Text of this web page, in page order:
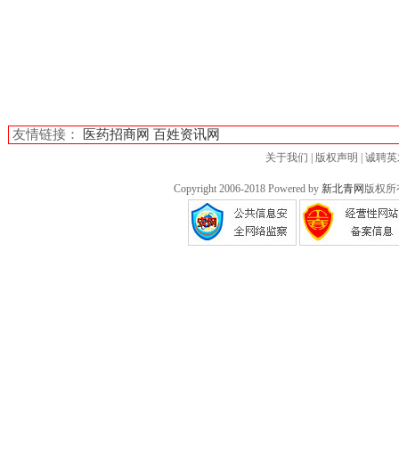
友情链接： 医药招商网 百姓资讯网
关于我们 版权声明 诚聘
Copyright 2006-2018 Powered by 新北青网 版权